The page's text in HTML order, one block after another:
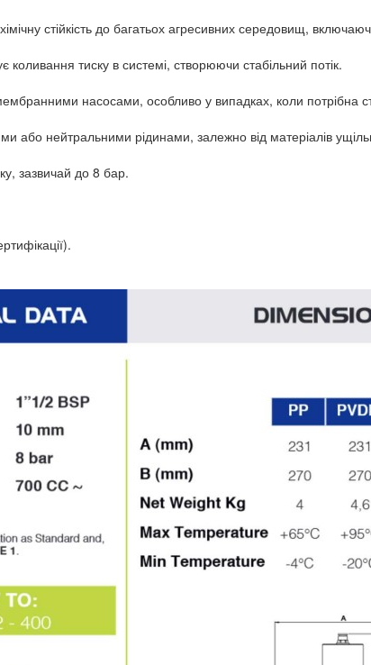
стійкість до багатьох агресивних середовищ,
тиску в системі, створюючи стабільний потік.
насосами, особливо у випадках, коли потрібна
або нейтральними рідинами, залежно від матеріалів
зазвичай до 8 бар.